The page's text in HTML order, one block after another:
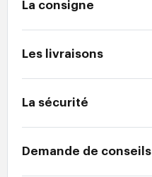
La consigne
Les livraisons
La sécurité
Demande de conseils